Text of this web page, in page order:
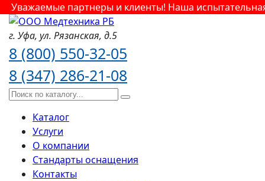
партнеры и клиенты! Наша испытательная
г. Уфа, ул. Рязанская, д.5
8 (800) 550-32-05
8 (347) 286-21-08
Каталог
Услуги
О компании
Стандарты оснащения
Контакты